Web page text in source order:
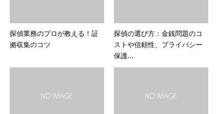
探偵業務のプロが教える！証
拠収集のコツ
探偵の選び方：金銭問題のコ
ストや信頼性、プライバシー
保護...